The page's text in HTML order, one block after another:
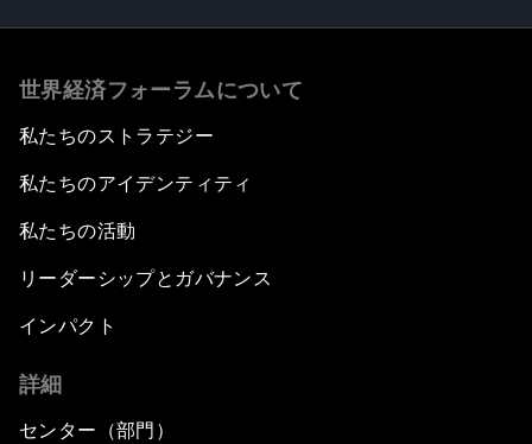
世界経済フォーラムについて
私たちのストラテジー
私たちのアイデンティティ
私たちの活動
リーダーシップとガバナンス
インパクト
詳細
センター（部門）